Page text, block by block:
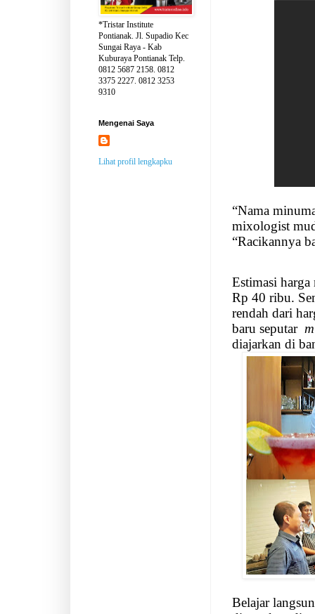
“Nama
mixologist
“Racikannya
Estimasi
Rp 40 ribu.
rendah dari
baru seputar
diajarkan di
Belajar
*Tristar Institute
Pontianak. Jl. Supadio Kec
Sungai Raya - Kab
Kuburaya Pontianak Telp.
0812 5687 2158. 0812
3375 2227. 0812 3253
9310
Mengenai Saya
Lihat profil lengkapku